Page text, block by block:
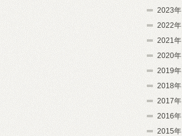
2023年
2022年
2021年
2020年
2019年
2018年
2017年
2016年
2015年